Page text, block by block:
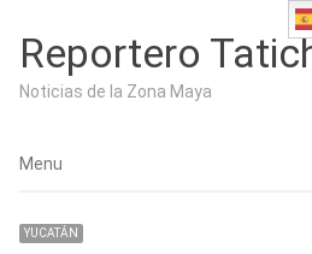
Reportero
Noticias de la Zona Maya
Menu
Menu
YUCATÁN